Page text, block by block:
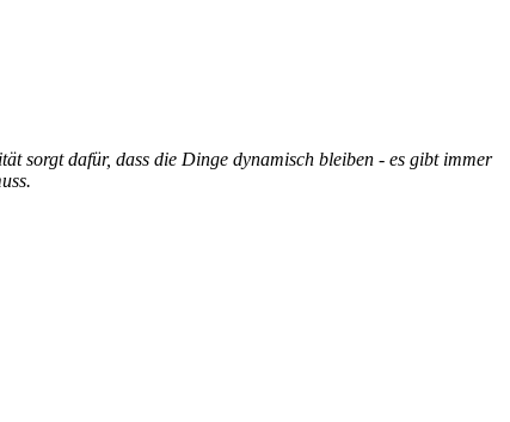
sorgt dafür, dass die Dinge dynamisch bleiben - es gibt immer